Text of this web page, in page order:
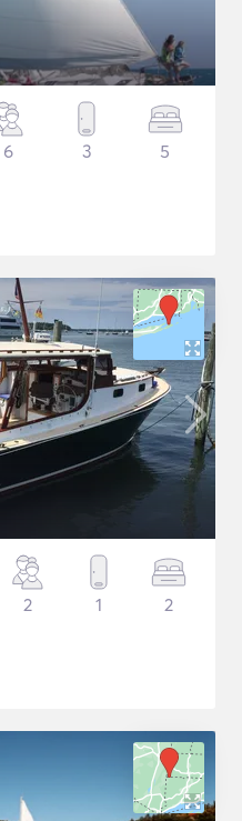
6 3 5
2 1 2